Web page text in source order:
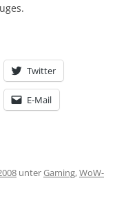
Twitter
E-Mail
unterGaming,WoW-